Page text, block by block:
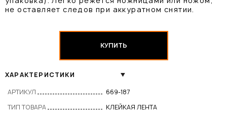
не оставляет следов при аккуратном снятии.
КУПИТЬ
ХАРАКТЕРИСТИКИ
АРТИКУЛ
669-187
ТИП ТОВАРА
КЛЕЙКАЯ ЛЕНТА